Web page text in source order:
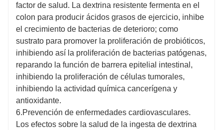
factor de salud. La dextrina resistente fermenta en el
colon para producir ácidos grasos de ejercicio, inhibe
el crecimiento de bacterias de deterioro; como
sustrato para promover la proliferación de probióticos,
inhibiendo así la proliferación de bacterias patógenas,
reparando la función de barrera epitelial intestinal,
inhibiendo la proliferación de células tumorales,
inhibiendo la actividad química cancerígena y
antioxidante.
6.Prevención de enfermedades cardiovasculares.
Los efectos sobre la salud de la ingesta de dextrina